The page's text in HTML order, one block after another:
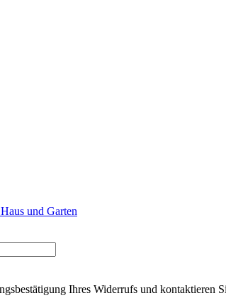
und Garten
Ihres Widerrufs und